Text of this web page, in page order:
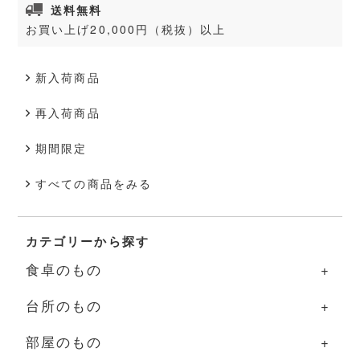
送料無料
お買い上げ20,000円（税抜）以上
新入荷商品
再入荷商品
期間限定
すべての商品をみる
カテゴリーから探す
食卓のもの
食卓のものの一覧
器
台所のもの
台所のものの一覧
部屋のもの